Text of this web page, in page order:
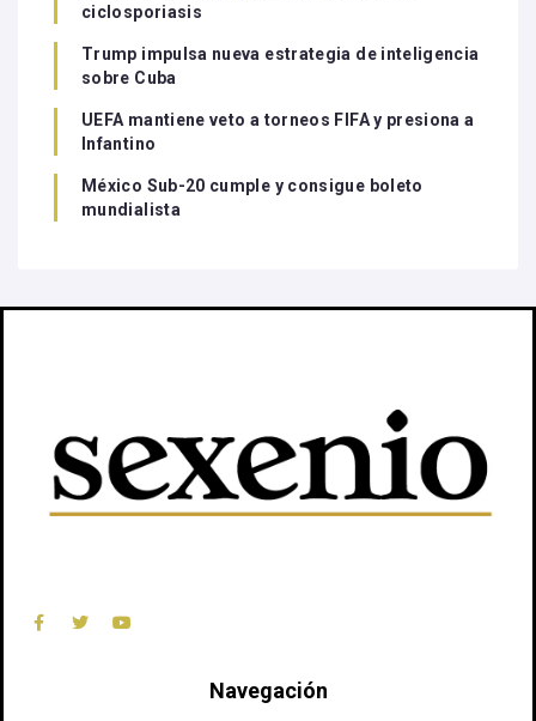
ciclosporiasis
Trump impulsa nueva estrategia de inteligencia
sobre Cuba
UEFA mantiene veto a torneos FIFA y presiona a
Infantino
México Sub-20 cumple y consigue boleto
mundialista
Navegación